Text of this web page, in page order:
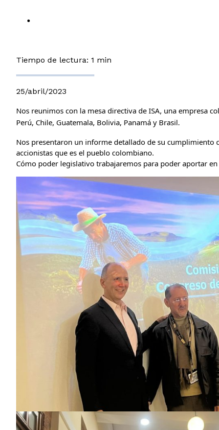
Tiempo de lectura: 1 min
25/abril/2023
Nos reunimos con la mesa directiva de ISA, una empresa
Perú, Chile, Guatemala, Bolivia, Panamá y Brasil.
Nos presentaron un informe detallado de su cumplimiento
accionistas que es el pueblo colombiano.
Cómo poder legislativo trabajaremos para poder aportar